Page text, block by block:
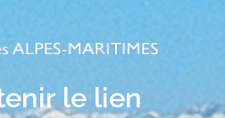
le lien